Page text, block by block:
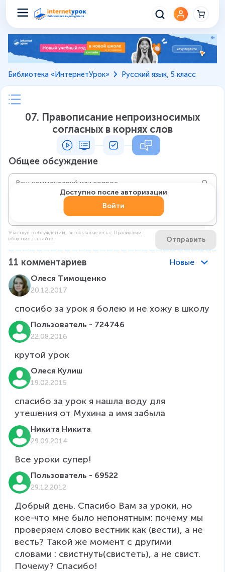
Библиотека «ИнтернетУрок» Русский язык, 5 класс
07. Правописание непроизносимых
согласных в корнях слов
Общее обсуждение
Участвуя в обсуждении, вы соглашаетесь c Правилами
общения на сайте.
Отправить
Доступно после авторизации
Войти
11 комментариев
Новые
Олеся Тимощенко
20.12.2017
спосибо за урок я болею и не хожу в школу
Пользователь - 724746
22.08.2016
Олеся Кулиш
19.02.2015
спасибо за урок я нашла воду для
утешения от Мухина а имя забыла
Никита Никита
29.09.2014
Все уроки супер!
Пользователь - 69522
29.12.2012
Добрый день. Спасибо Вам за уроки, но
кое-что мне было непонятным: почему мы
проверяем слово вестник как (вести), а не
весть? Такой же момент с другими
словами : свистнуть(свистеть), а не свист.
Почему? Спасибо!